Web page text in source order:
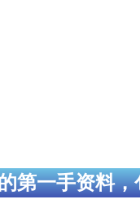
第一手资料